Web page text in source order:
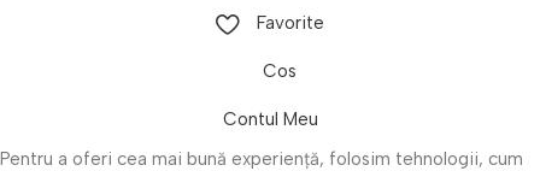
Favorite
Cos
Contul Meu
Pentru a oferi cea mai bună experiență, folosim tehnologii, cum